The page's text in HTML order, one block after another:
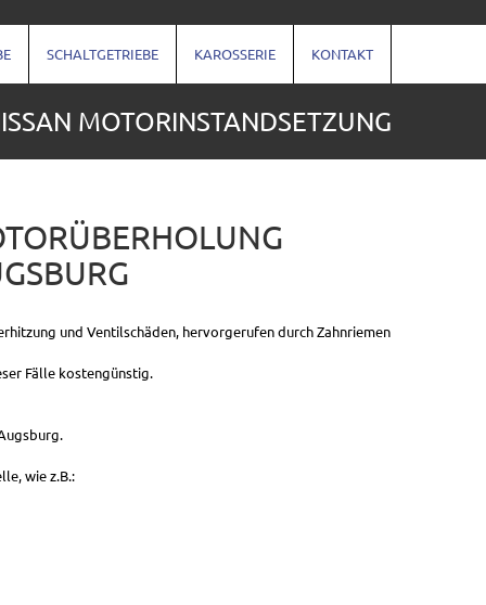
SCHALTGETRIEBE KAROSSERIE KONTAKT
MOTORINSTANDSETZUNG
und Ventilschäden, hervorgerufen durch Zahnriemen
Fälle kostengünstig.
wie z.B.: